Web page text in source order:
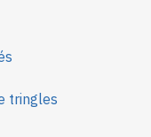
tringles